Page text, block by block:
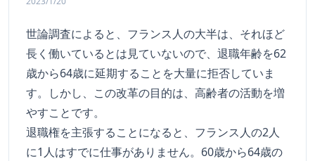
世論調査によると、フランス人の大半は、それほど
長く働いているとは見ていないので、退職年齢を62
歳から64歳に延期することを大量に拒否していま
す。しかし、この改革の目的は、高齢者の活動を増
やすことです。
退職権を主張することになると、フランス人の2人
に1人はすでに仕事がありません。60歳から64歳の